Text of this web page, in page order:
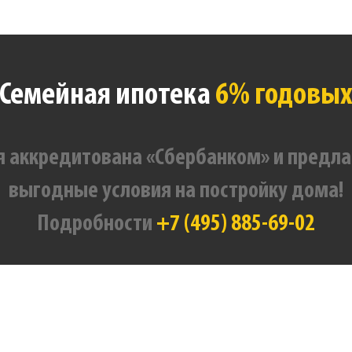
Семейная ипотека 6% годовых
«Сбербанком» и
выгодные условия на постройку дома!
Подробности +7 (495) 885-69-02